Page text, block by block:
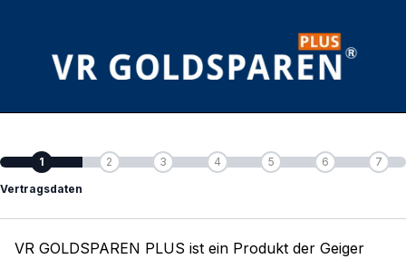
1
Vertragsdaten
2 3 4 5 6 7
VR GOLDSPAREN PLUS ist ein Produkt der Geiger